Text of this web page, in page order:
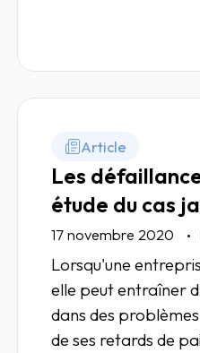
Article
Les
étude du cas
17 novembre 2020
Lorsqu'une
elle peut entraîner
dans des
de ses retards de